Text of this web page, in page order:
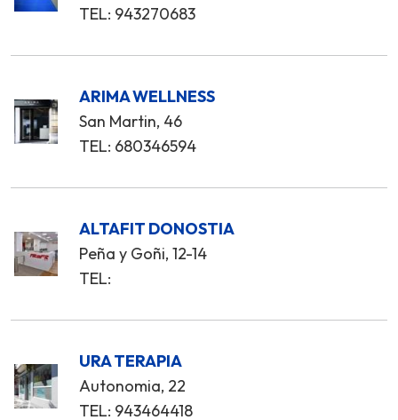
TEL: 943270683
ARIMA WELLNESS
San Martin, 46
TEL: 680346594
ALTAFIT DONOSTIA
Peña y Goñi, 12-14
TEL:
URA TERAPIA
Autonomia, 22
TEL: 943464418